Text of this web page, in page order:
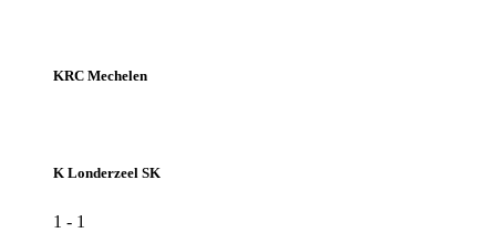
KRC Mechelen
K Londerzeel SK
1 - 1